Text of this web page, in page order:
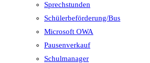
Sprechstunden
Schülerbeförderung/Bus
Microsoft OWA
Pausenverkauf
Schulmanager